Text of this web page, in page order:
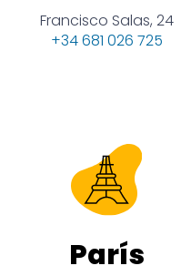
Francisco Salas, 24
+34 681 026 725
París